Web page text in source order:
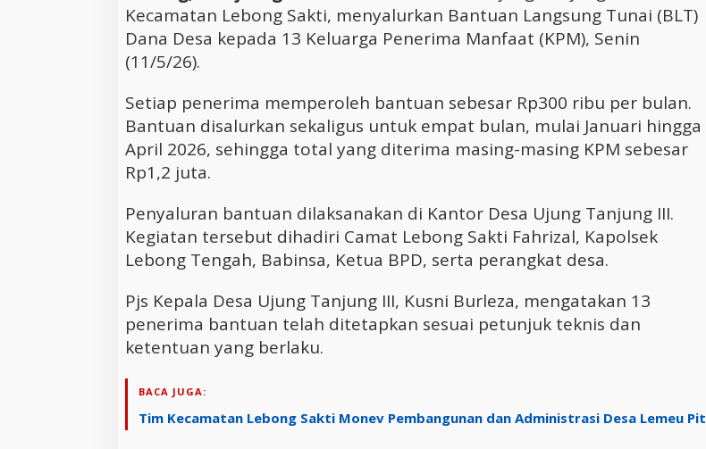
Kecamatan Lebong Sakti, menyalurkan Bantuan Langsung Tunai (BLT)
Dana Desa kepada 13 Keluarga Penerima Manfaat (KPM), Senin
(11/5/26).
Setiap penerima memperoleh bantuan sebesar Rp300 ribu per bulan.
Bantuan disalurkan sekaligus untuk empat bulan, mulai Januari hingga
April 2026, sehingga total yang diterima masing-masing KPM sebesar
Rp1,2 juta.
Penyaluran bantuan dilaksanakan di Kantor Desa Ujung Tanjung III.
Kegiatan tersebut dihadiri Camat Lebong Sakti Fahrizal, Kapolsek
Lebong Tengah, Babinsa, Ketua BPD, serta perangkat desa.
Pjs Kepala Desa Ujung Tanjung III, Kusni Burleza, mengatakan 13
penerima bantuan telah ditetapkan sesuai petunjuk teknis dan
ketentuan yang berlaku.
BACA JUGA:
Tim Kecamatan Lebong Sakti Monev Pembangunan dan Administrasi Desa Lemeu Pit